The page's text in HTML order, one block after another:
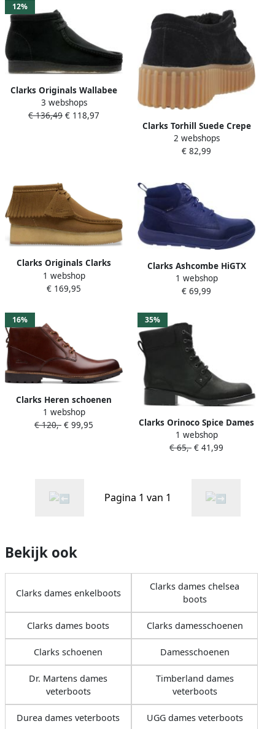
12%
Clarks Originals Wallabee
Boot s Black Sde Laarzen
26155521
3 webshops
€ 136,49 € 118,97
Clarks Torhill Suede Crepe
Casual Shoes Wo Black Lace
Up Shoes
2 webshops
€ 82,99
Clarks Originals Clarks
dames veterboot Wallabee
Wedge Fringe suède beige
1 webshop
€ 169,95
Clarks Ashcombe HiGTX
Veterboot Zwart
1 webshop
€ 69,99
16%
Clarks Heren schoenen
Westcombe Mid G Bruin
1 webshop
€ 120,- € 99,95
35%
Clarks Orinoco Spice Dames
Veterboot Black Leather
1 webshop
€ 65,- € 41,99
Pagina 1 van 1
Bekijk ook
Clarks dames enkelboots
Clarks dames chelsea
boots
Clarks dames boots Clarks damesschoenen
Clarks schoenen Damesschoenen
Dr. Martens dames
veterboots
Timberland dames
veterboots
Durea dames veterboots UGG dames veterboots